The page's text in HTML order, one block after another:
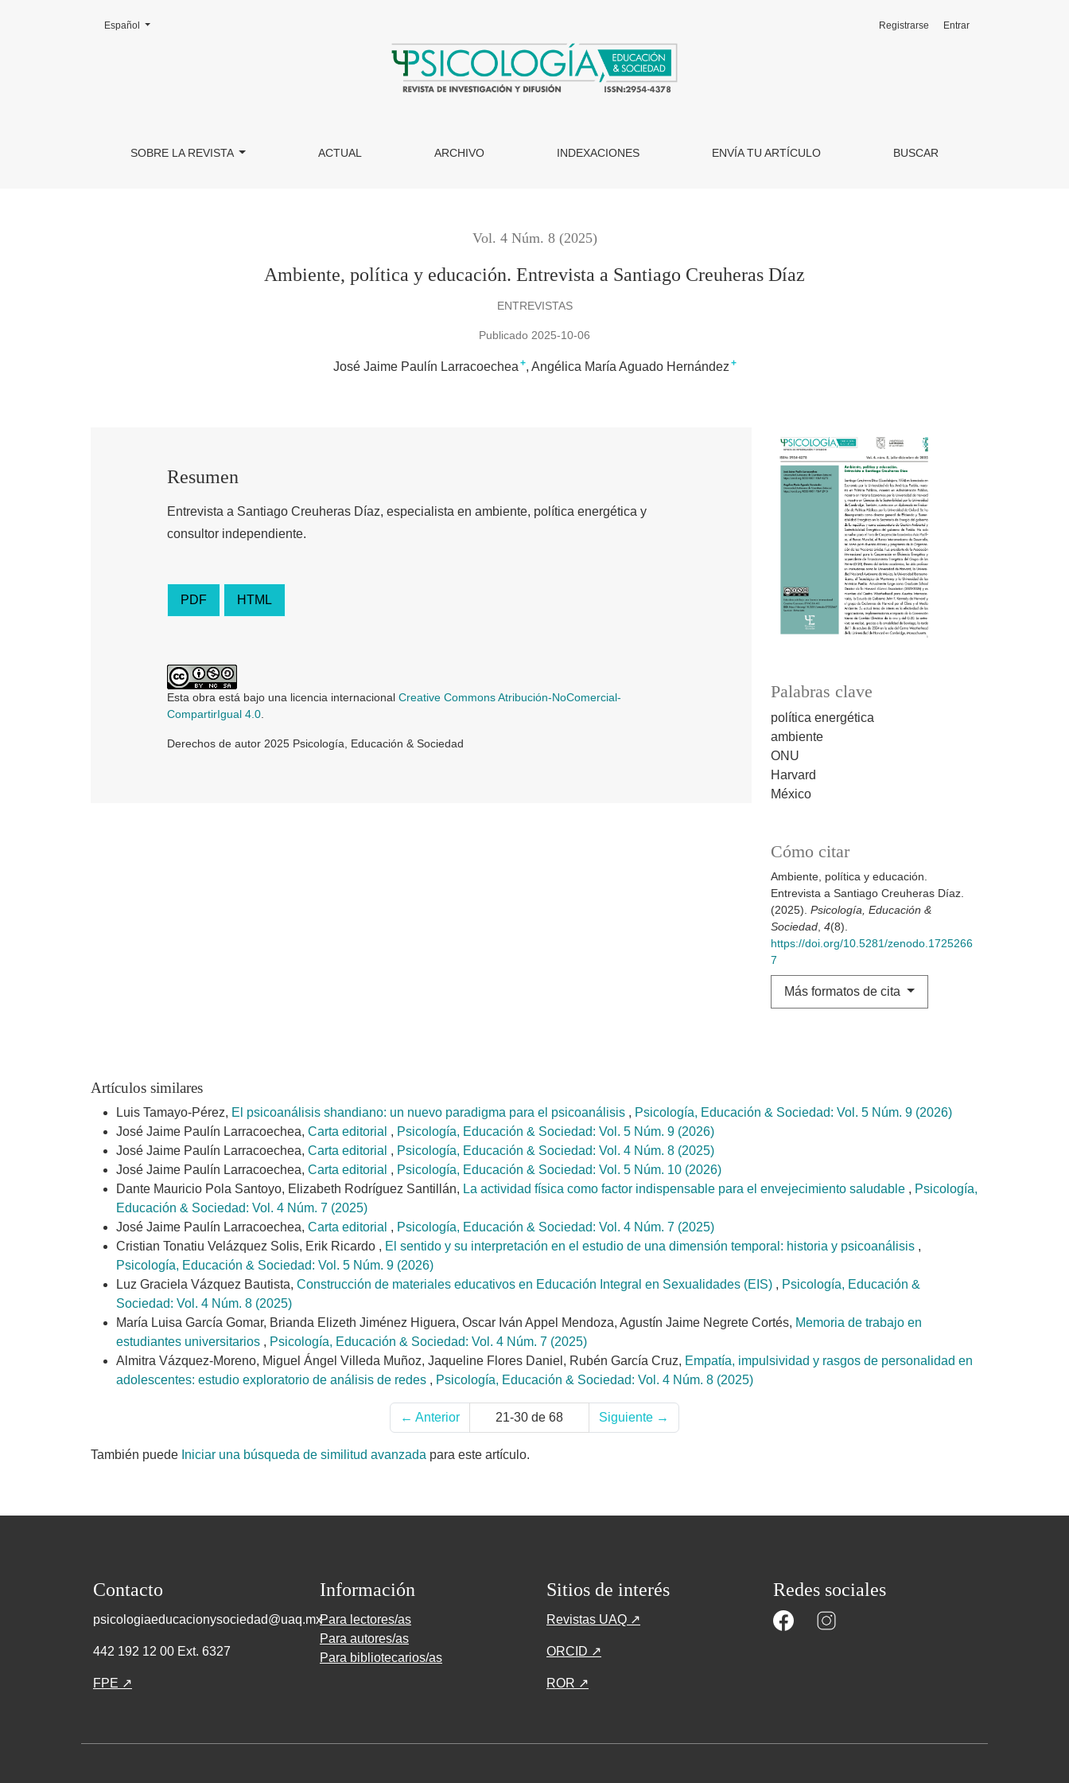
Ambiente, política y educación. Entrevista a Santiago Creuheras Díaz
SOBRE LA REVISTA ACTUAL ARCHIVO INDEXACIONES ENVÍA TU ARTÍCULO BUSCAR
Registrarse Entrar
Cambiar el idioma. El actual es:
Español
Vol. 4 Núm. 8 (2025)
Ambiente, política y educación. Entrevista a Santiago Creuheras Díaz
ENTREVISTAS
Publicado 2025-10-06
José Jaime Paulín Larracoechea + Angélica María Aguado Hernández +
Palabras clave
política energética
ambiente
ONU
Harvard
México
Cómo citar
Ambiente, política y educación.
Entrevista a Santiago Creuheras Díaz.
(2025). Psicología, Educación &
Sociedad 4(8).
https://doi.org/10.5281/zenodo.1725266
7
Más formatos de cita
Resumen
Entrevista a Santiago Creuheras Díaz, especialista en ambiente, política energética y
consultor independiente.
PDF HTML
Esta obra está bajo una licencia internacional Creative Commons Atribución-NoComercial-
CompartirIgual 4.0.
Derechos de autor 2025 Psicología, Educación & Sociedad
Artículos similares
Luis Tamayo-Pérez, El psicoanálisis shandiano: un nuevo paradigma para el psicoanálisis , Psicología, Educación & Sociedad: Vol. 5 Núm. 9 (2026)
José Jaime Paulín Larracoechea, Carta editorial , Psicología, Educación & Sociedad: Vol. 5 Núm. 9 (2026)
José Jaime Paulín Larracoechea, Carta editorial , Psicología, Educación & Sociedad: Vol. 4 Núm. 8 (2025)
José Jaime Paulín Larracoechea, Carta editorial , Psicología, Educación & Sociedad: Vol. 5 Núm. 10 (2026)
Dante Mauricio Pola Santoyo, Elizabeth Rodríguez Santillán, La actividad física como factor indispensable para el envejecimiento saludable , Psicología,
Educación & Sociedad: Vol. 4 Núm. 7 (2025)
José Jaime Paulín Larracoechea, Carta editorial , Psicología, Educación & Sociedad: Vol. 4 Núm. 7 (2025)
Cristian Tonatiu Velázquez Solis, Erik Ricardo , El sentido y su interpretación en el estudio de una dimensión temporal: historia y psicoanálisis ,
Psicología, Educación & Sociedad: Vol. 5 Núm. 9 (2026)
Luz Graciela Vázquez Bautista, Construcción de materiales educativos en Educación Integral en Sexualidades (EIS) , Psicología, Educación &
Sociedad: Vol. 4 Núm. 8 (2025)
María Luisa García Gomar, Brianda Elizeth Jiménez Higuera, Oscar Iván Appel Mendoza, Agustín Jaime Negrete Cortés, Memoria de trabajo en
estudiantes universitarios , Psicología, Educación & Sociedad: Vol. 4 Núm. 7 (2025)
Almitra Vázquez-Moreno, Miguel Ángel Villeda Muñoz, Jaqueline Flores Daniel, Rubén García Cruz, Empatía, impulsividad y rasgos de personalidad en
adolescentes: estudio exploratorio de análisis de redes , Psicología, Educación & Sociedad: Vol. 4 Núm. 8 (2025)
← Anterior 21-30 de 68 Siguiente →
También puede Iniciar una búsqueda de similitud avanzada para este artículo.
Contacto
psicologiaeducacionysociedad@uaq.mx
442 192 12 00 Ext. 6327
FPE ↗
Información
Para lectores/as
Para autores/as
Para bibliotecarios/as
Sitios de interés
Revistas UAQ ↗
ORCID ↗
ROR ↗
Redes sociales